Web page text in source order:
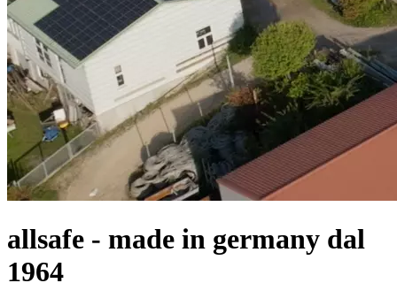
allsafe - made in germany dal
1964